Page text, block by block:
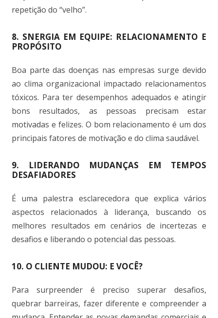
repetição do “velho”.
8. SNERGIA EM EQUIPE: RELACIONAMENTO E
PROPÓSITO
Boa parte das doenças nas empresas surge devido
ao clima organizacional impactado relacionamentos
tóxicos. Para ter desempenhos adequados e atingir
bons resultados, as pessoas precisam estar
motivadas e felizes. O bom relacionamento é um dos
principais fatores de motivação e do clima saudável.
9. LIDERANDO MUDANÇAS EM TEMPOS
DESAFIADORES
É uma palestra esclarecedora que explica vários
aspectos relacionados à liderança, buscando os
melhores resultados em cenários de incertezas e
desafios e liberando o potencial das pessoas.
10. O CLIENTE MUDOU: E VOCÊ?
Para surpreender é preciso superar desafios,
quebrar barreiras, fazer diferente e compreender a